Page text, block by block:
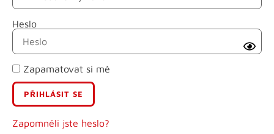
Heslo
Zapamatovat si mě
Zapomněli jste heslo?
Příjmení
E-mail
Uživatelské jméno